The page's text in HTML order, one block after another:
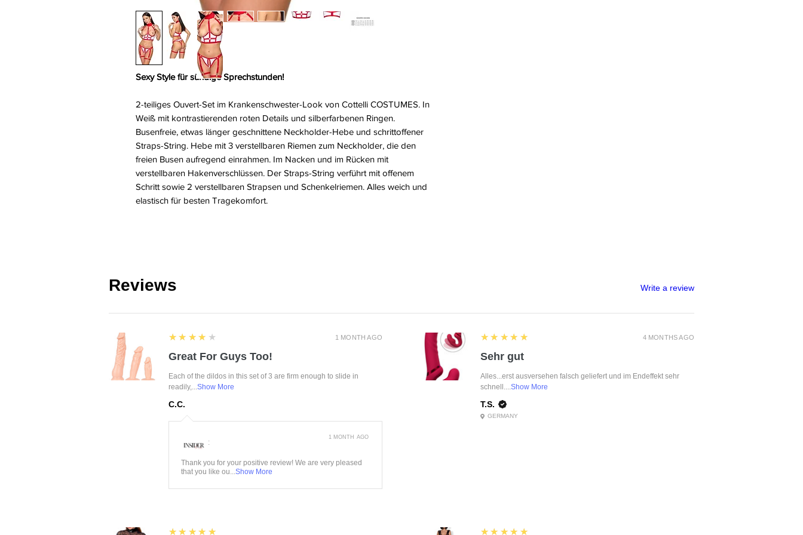
Sexy Style für sündige Sprechstunden!
2-teiliges Ouvert-Set im Krankenschwester-Look von Cottelli COSTUMES. In
Weiß mit kontrastierenden roten Details und silberfarbenen Ringen.
Busenfreie, etwas länger geschnittene Neckholder-Hebe und schrittoffener
Straps-String. Hebe mit 3 verstellbaren Riemen zum Neckholder, die den
freien Busen aufregend einrahmen. Im Nacken und im Rücken mit
verstellbaren Hakenverschlüssen. Der Straps-String verführt mit offenem
Schritt sowie 2 verstellbaren Strapsen und Schenkelriemen. Alles weich und
elastisch für besten Tragekomfort.
Reviews Write a review
1 MONTH AGO
4
★★★★★
Great For Guys Too!
Each of the dildos in this set of 3 are firm enough to slide in
readily,...Show More
C.C.
:
Thank you for your positive review! We are very pleased
that you like ou...Show More
1 MONTH AGO
4 MONTHS AGO
5
★★★★★
Sehr gut
Alles...erst ausversehen falsch geliefert und im Endeffekt sehr
schnell....Show More
T.S.
GERMANY
5
★★★★★ 5
★★★★★